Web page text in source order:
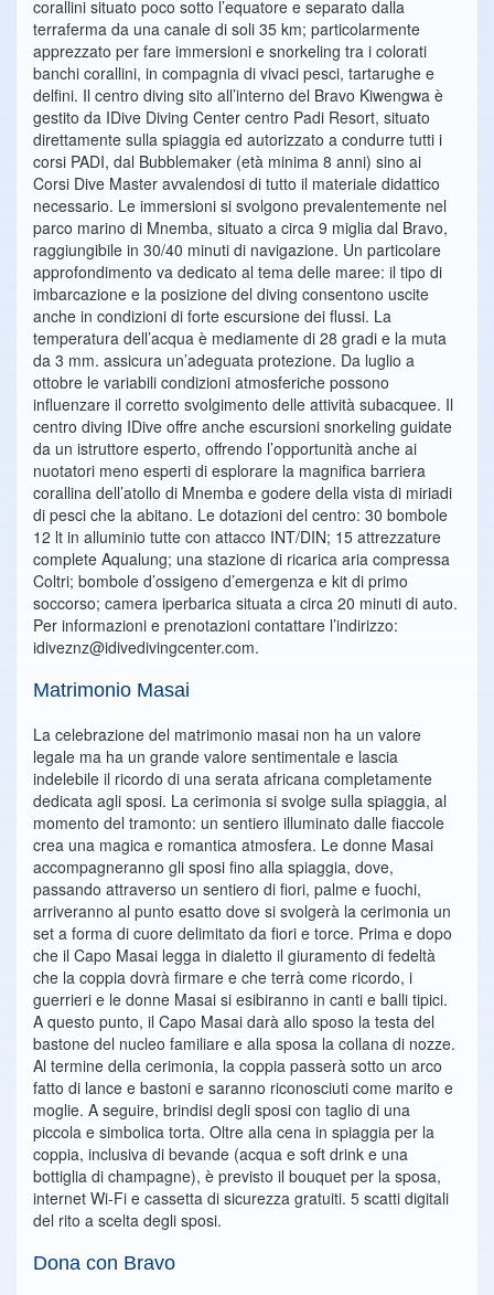
corallini situato poco sotto l’equatore e separato dalla
terraferma da una canale di soli 35 km; particolarmente
apprezzato per fare immersioni e snorkeling tra i colorati
banchi corallini, in compagnia di vivaci pesci, tartarughe e
delfini. Il centro diving sito all’interno del Bravo Kiwengwa è
gestito da IDive Diving Center centro Padi Resort, situato
direttamente sulla spiaggia ed autorizzato a condurre tutti i
corsi PADI, dal Bubblemaker (età minima 8 anni) sino ai
Corsi Dive Master avvalendosi di tutto il materiale didattico
necessario. Le immersioni si svolgono prevalentemente nel
parco marino di Mnemba, situato a circa 9 miglia dal Bravo,
raggiungibile in 30/40 minuti di navigazione. Un particolare
approfondimento va dedicato al tema delle maree: il tipo di
imbarcazione e la posizione del diving consentono uscite
anche in condizioni di forte escursione dei flussi. La
temperatura dell’acqua è mediamente di 28 gradi e la muta
da 3 mm. assicura un’adeguata protezione. Da luglio a
ottobre le variabili condizioni atmosferiche possono
influenzare il corretto svolgimento delle attività subacquee. Il
centro diving IDive offre anche escursioni snorkeling guidate
da un istruttore esperto, offrendo l’opportunità anche ai
nuotatori meno esperti di esplorare la magnifica barriera
corallina dell’atollo di Mnemba e godere della vista di miriadi
di pesci che la abitano. Le dotazioni del centro: 30 bombole
12 lt in alluminio tutte con attacco INT/DIN; 15 attrezzature
complete Aqualung; una stazione di ricarica aria compressa
Coltri; bombole d’ossigeno d’emergenza e kit di primo
soccorso; camera iperbarica situata a circa 20 minuti di auto.
Per informazioni e prenotazioni contattare l’indirizzo:
idiveznz@idivedivingcenter.com.
Matrimonio Masai
La celebrazione del matrimonio masai non ha un valore
legale ma ha un grande valore sentimentale e lascia
indelebile il ricordo di una serata africana completamente
dedicata agli sposi. La cerimonia si svolge sulla spiaggia, al
momento del tramonto: un sentiero illuminato dalle fiaccole
crea una magica e romantica atmosfera. Le donne Masai
accompagneranno gli sposi fino alla spiaggia, dove,
passando attraverso un sentiero di fiori, palme e fuochi,
arriveranno al punto esatto dove si svolgerà la cerimonia un
set a forma di cuore delimitato da fiori e torce. Prima e dopo
che il Capo Masai legga in dialetto il giuramento di fedeltà
che la coppia dovrà firmare e che terrà come ricordo, i
guerrieri e le donne Masai si esibiranno in canti e balli tipici.
A questo punto, il Capo Masai darà allo sposo la testa del
bastone del nucleo familiare e alla sposa la collana di nozze.
Al termine della cerimonia, la coppia passerà sotto un arco
fatto di lance e bastoni e saranno riconosciuti come marito e
moglie. A seguire, brindisi degli sposi con taglio di una
piccola e simbolica torta. Oltre alla cena in spiaggia per la
coppia, inclusiva di bevande (acqua e soft drink e una
bottiglia di champagne), è previsto il bouquet per la sposa,
internet Wi-Fi e cassetta di sicurezza gratuiti. 5 scatti digitali
del rito a scelta degli sposi.
Dona con Bravo